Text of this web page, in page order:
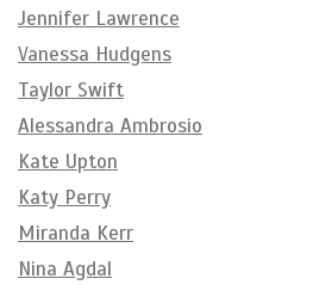
Jennifer Lawrence
Vanessa Hudgens
Taylor Swift
Alessandra Ambrosio
Kate Upton
Katy Perry
Miranda Kerr
Nina Agdal